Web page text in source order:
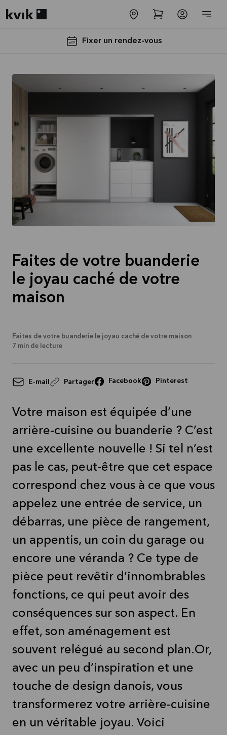
Fixer un rendez-vous
Jusqu'à
5000€
d'appareils
Lire la
Faites de votre buanderie
le joyau caché de votre
maison
Faites de votre buanderie le joyau caché de votre maison
7 min de lecture
E-mail Partager Facebook Pinterest
Votre maison est équipée d’une
arrière-cuisine ou buanderie ? C’est
une excellente nouvelle ! Si tel n’est
pas le cas, peut-être que cet espace
correspond chez vous à ce que vous
appelez une entrée de service, un
débarras, une pièce de rangement,
un appentis, un coin du garage ou
encore une véranda ? Ce type de
pièce peut revêtir d’innombrables
fonctions, ce qui peut avoir des
conséquences sur son aspect. En
effet, son aménagement est
souvent relégué au second plan.Or,
avec un peu d’inspiration et une
touche de design danois, vous
transformerez votre arrière-cuisine
en un véritable joyau. Voici